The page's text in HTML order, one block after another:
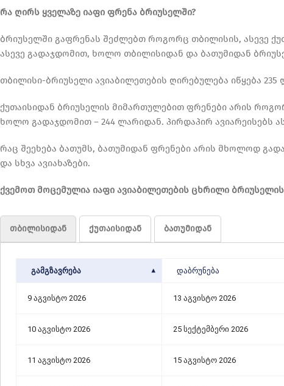
რა ღირს ყველაზე იაფი ფრენა ბრიუსელში?
ბრიუსელში გაფრენას შეძლებთ როგორც თბილისის, ასევე
ასევე გადაჯდომით, ხოლო თბილისიდან და ბათუმიდან
თბილისი-ბრიუსელი ავიაბილეთების ღირებულება იწყება
ქუთაისიდან ბრიუსელის მიმართულებით ფრენები არის
ხოლო გადაჯდომით – 244 ლარიდან. პირდაპირ ავიარეისებს
რაც შეეხება ბათუმს, ბათუმიდან ფრენები არის მხოლოდ
და სხვა ავიახაზები.
ქვემოთ მოცემულია იაფი ავიაბილეთების ცხრილი
თბილისიდან ქუთაისიდან ბათუმიდან
ᲒᲐᲛᲒᲖᲐᲕᲠᲔᲑᲐ ᲓᲐᲑᲠᲣᲜᲔᲑᲐ
9 აგვისტო 2026 13 აგვისტო 2026
10 აგვისტო 2026 25 სექტემბერი 2026
11 აგვისტო 2026 15 აგვისტო 2026